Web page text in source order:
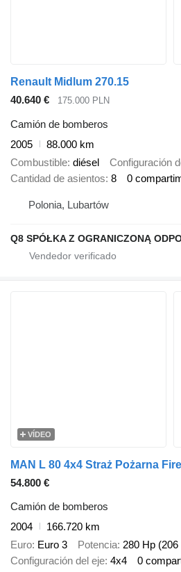
Renault Midlum 270.15
40.640 €
175.000 PLN
Camión de bomberos
2005
88.000 km
Combustible diésel Configuración
Cantidad de asientos 8 0
Polonia, Lubartów
VÍDEO
MAN L 80 4x4 Straż Pożarna
54.800 €
Camión de bomberos
2004
166.720 km
Euro Euro 3 Potencia 280 Hp (206
Configuración del eje 4x4 0